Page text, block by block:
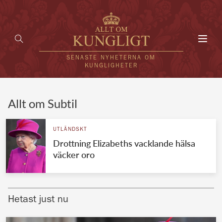
SENASTE NYHETERNA OM
KUNGLIGHETER
UTLÄNDSKT
VÄRLDENS KUNGAHUS
Allt om Subtil
UTLÄNDSKT
Drottning Elizabeths vacklande hälsa
väcker oro
Hetast just nu